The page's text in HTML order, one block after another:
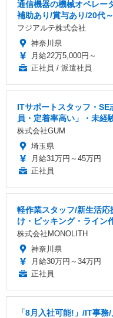
通信機器の機械オペレー
補助あり/賞与あり/20代
フジアルテ株式会社
神奈川県
月給22万5,000円～
正社員 / 派遣社員
ITサポートスタッフ・
員・定着率高い」・未経
株式会社GUM
埼玉県
月給31万円～45万円
正社員
軽作業スタッフ/新生活
け・ピッキング・ライン
株式会社MONOLITH
神奈川県
月給30万円～34万円
正社員
「8月入社可能!」/IT事